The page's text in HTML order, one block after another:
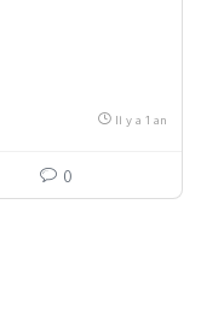
Il y a 1 an
0